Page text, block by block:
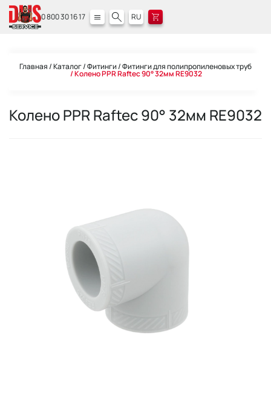
0 800 30 16 17 RU
Главная Каталог Фитинги Фитинги для полипропиленовых труб
Колено PPR Raftec 90° 32мм RE9032
Колено PPR Raftec 90° 32мм RE9032